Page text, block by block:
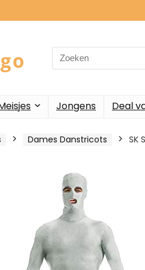
Search
for:
Jongens Deal
Dames Danstricots SK